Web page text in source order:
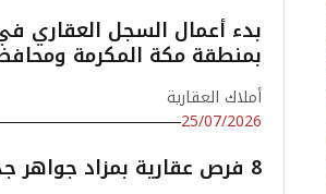
بمنطقة مكة المكرمة
أملاك العقارية
25/07/2026
8 فرص عقارية بمزاد جواهر جدة